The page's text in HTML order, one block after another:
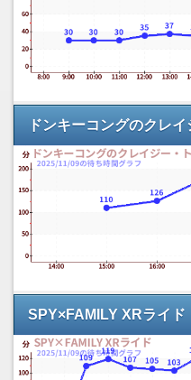
ドンキーコングのクレ
SPY×FAMILY XRライド